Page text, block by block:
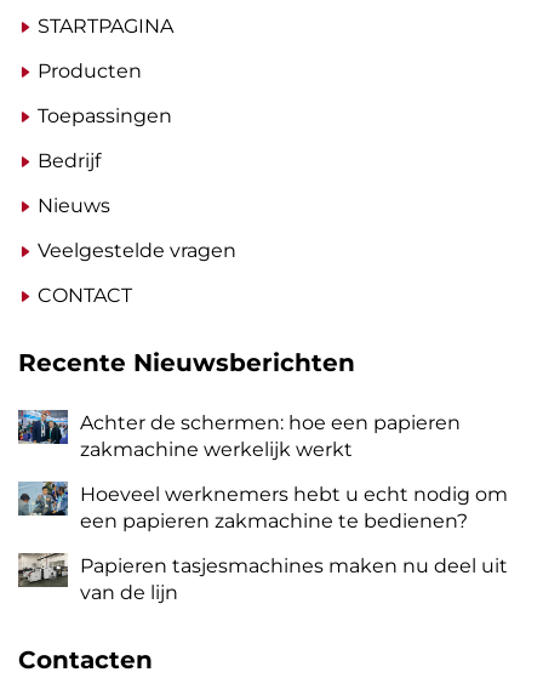
STARTPAGINA
Producten
Toepassingen
Bedrijf
Nieuws
Veelgestelde vragen
CONTACT
Recente Nieuwsberichten
Achter de schermen: hoe een papieren
zakmachine werkelijk werkt
Hoeveel werknemers hebt u echt nodig om
een papieren zakmachine te bedienen?
Papieren tasjesmachines maken nu deel uit
van de lijn
Contacten